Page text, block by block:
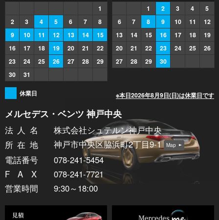
1
2
3 4 5 6 7
8
9
10 11 12 13 14
15
16
17 18 19 20 21
22
23
24 25 26 27 28
29
30
31
1
2 3 4
5
6
7 8 9 10 11
12
13
14 15 16 17 18
19
20
21 22 23 24 25
26
27
28 29 30
休業日 ※本日2026年8月9日(日)は休業日です
メルセデス・ベンツ 神戸中央
法人 名
株式会社シュテルン神戸中央
所在 地 神戸市中央区脇浜町2丁目9-1 Map
電話番号
078-241-5454
FA X
078-241-7721
営業時間
9:30～18:00